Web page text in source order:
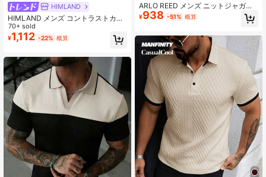
HIMLAND
HIMLAND メンズ コントラストカラ
ーブロック襟 ハーフプラケット 半袖
カジュアルポロシャツ、テクスチャ
ードニット ジョニーポロ、オールド
Tシャツ ギフト用、フットボール
70+ sold
¥1,112 -22% 概算
ARLO REED メンズ ニットジャガー
ド テクスチャー 襟&カフス フラット
ニット 2ボタン アプリコット ポロシ
¥938 -51% 概算